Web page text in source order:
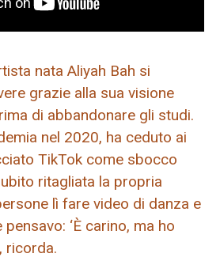
nata Aliyah Bah si
grazie alla sua visione
di abbandonare gli studi.
nel 2020, ha ceduto ai
TikTok come sbocco
ritagliata la propria
lì fare video di danza e
‘È carino, ma ho
ricorda.